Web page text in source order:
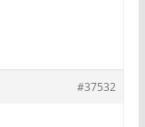
#37532